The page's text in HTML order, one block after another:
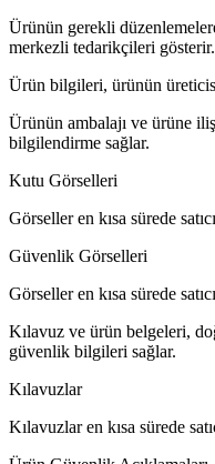
Ürünün gerekli
merkezli tedarikçileri gösterir.
Ürün bilgileri, ürünün
Ürünün ambalajı ve ürüne
bilgilendirme sağlar.
Kutu Görselleri
Görseller en kısa sürede
Güvenlik Görselleri
Görseller en kısa sürede
Kılavuz ve ürün belgeleri,
güvenlik bilgileri sağlar.
Kılavuzlar
Kılavuzlar en kısa sürede